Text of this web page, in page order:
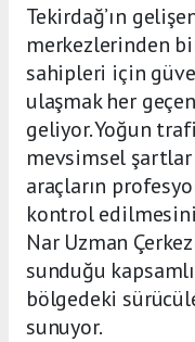
Tekirdağ’ın
merkezlerinden
sahipleri için
ulaşmak her
geliyor. Yoğun
mevsimsel şartlar
araçların
kontrol edilmesini
Nar Uzman
sunduğu
bölgedeki
sunuyor.